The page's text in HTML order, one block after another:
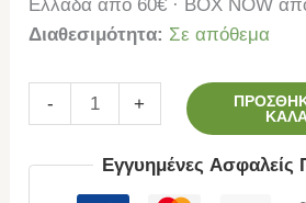
Ελλάδα από 60€ · BOX NOW
Διαθεσιμότητα: Σε απόθεμα
- +
Εγγυημένες Ασφαλείς